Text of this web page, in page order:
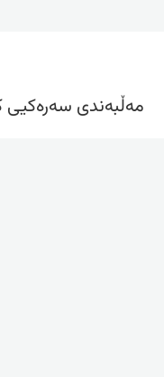
مەڵبەندی سەرەکیی